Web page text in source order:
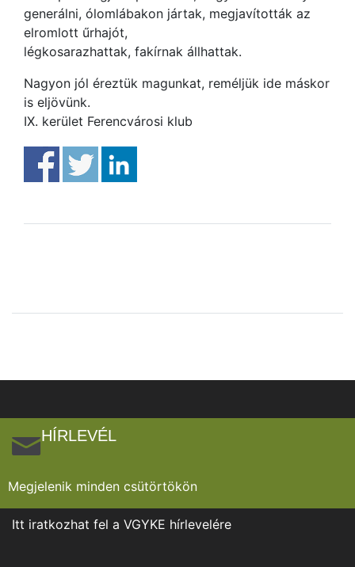
generálni, ólomlábakon jártak, megjavították az
elromlott űrhajót,
légkosarazhattak, fakírnak állhattak.
Nagyon jól éreztük magunkat, reméljük ide máskor
is eljövünk.
IX. kerület Ferencvárosi klub
HÍRLEVÉL
Megjelenik minden csütörtökön
Itt iratkozhat fel a VGYKE hírlevelére